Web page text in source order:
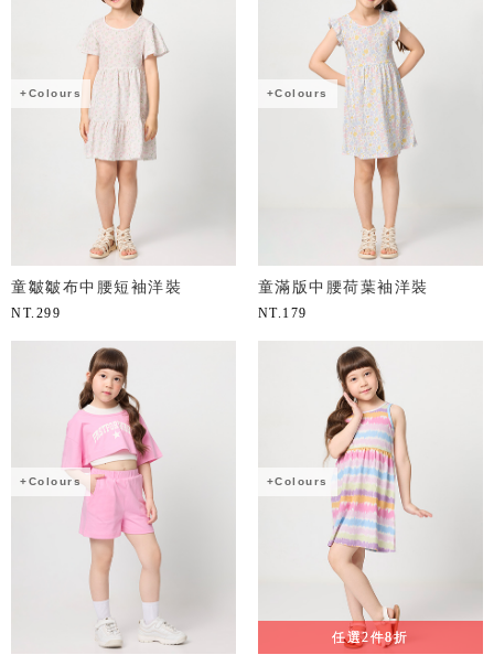
+Colours
童皺皺布中腰短袖洋裝
NT. 299
+Colours
童滿版中腰荷葉袖洋裝
NT. 179
+Colours +Colours
任選2件8折